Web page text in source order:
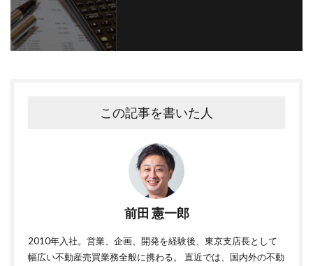
この記事を書いた人
前田 憲一郎
2010年入社。営業、企画、開発を経験後、東京支店長として
幅広い不動産売買業務全般に携わる。 直近では、国内外の不動